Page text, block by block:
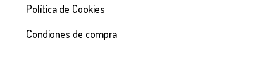
Política de Cookies
Condiones de compra